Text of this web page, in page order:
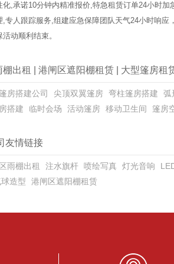
化,承诺10分钟内精准报价,特急租赁订单24小时加
,专人跟踪服务,组建应急保障团队天气24小时响应
活动顺利结束。
棚出租 港闸区遮阳棚租赁| 大型篷房租
房搭建公司 尖顶双翼篷房 弯柱篷房搭建
弧
搭建 临时会场 活动篷房 移动卫生间 篷房
友情链接
雨棚出租 注水旗杆 喷绘写真 灯光音响
造型 港闸区遮阳棚租赁